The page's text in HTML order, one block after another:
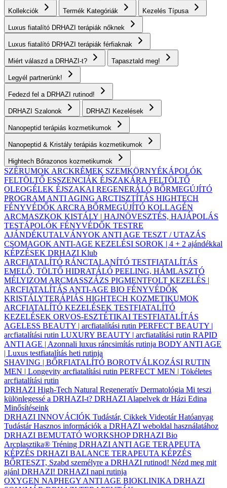
Kollekciók Termék Kategóriák Kezelés Típusa
Luxus fiatalító DRHAZI terápiák nőknek
Luxus fiatalító DRHAZI terápiák férfiaknak
Miért válaszd a DRHAZI-t? Tapasztald meg!
Legyél partnerünk!
Fedezd fel a DRHAZI rutinod!
DRHAZI Szalonok DRHAZI Kezelések
Nanopeptid terápiás kozmetikumok
Nanopeptid & Kristály terápiás kozmetikumok
Hightech Bőrazonos kozmetikumok
SZÉRUMOK ARCKRÉMEK SZEMKÖRNYÉKÁPOLÓK
FELTÖLTŐ ESSZENCIÁK ÉJSZAKÁRA FELTÖLTŐ
OLEOGÉLEK ÉJSZAKAI REGENERÁLÓ BŐRMEGÚJÍTÓ
PROGRAM ANTI AGING ARCTISZTÍTÁS HIGHTECH
FÉNYVÉDŐK ARCRA BŐRMEGÚJÍTÓ KOLLAGÉN
ARCMASZKOK KISTÁLY | HAJNÖVESZTÉS, HAJÁPOLÁS
TESTÁPOLÓK FÉNYVÉDŐK TESTRE
AJÁNDÉKUTALVÁNYOK ANTI AGE TESZT / UTAZÁS
CSOMAGOK ANTI-AGE KEZELÉSI SOROK | 4 + 2 ajándékkal
KÉPZÉSEK DRHAZI Klub
ARCFIATALÍTÓ RÁNCTALANÍTÓ TESTFIATALÍTÁS
EMELŐ, TÖLTŐ HIDRATÁLÓ PEELING, HÁMLASZTÓ
MÉLYIZOM ARCMASSZÁZS PIGMENTFOLT KEZELÉS |
ARCFIATALÍTÁS ANTI-AGE BIO FÉNYVÉDŐK
KRISTÁLYTERÁPIÁS HIGHTECH KOZMETIKUMOK
ARCFIATALÍTÓ KEZELÉSEK TESTFIATALÍTÓ
KEZELÉSEK ORVOS-ESZTÉTIKAI TESTFIATALÍTÁS
AGELESS BEAUTY | arcfiatalítási rutin PERFECT BEAUTY |
arcfiatalítási rutin LUXURY BEAUTY | arcfiatalítási rutin RAPID
ANTI AGE | Azonnali luxus ráncsimítás rutinja BODY ANTI AGE
| Luxus testfiatalítás heti rutinja
SHAVING | BŐRFIATALÍTÓ BOROTVÁLKOZÁSI RUTIN
MEN | Longevity arcfiatalítási rutin PERFECT MEN | Tökéletes
arcfiatalítási rutin
DRHAZI High-Tech Natural Regeneratív Dermatológia Mi teszi
különlegessé a DRHAZI-t? DRHAZI Alapelvek dr Házi Edina
Minősítéseink
DRHAZI INNOVÁCIÓK Tudástár, Cikkek VideotárHatóanyag
TudástárHasznos információk a DRHAZI weboldal használatához
DRHAZI BEMUTATÓ WORKSHOPDRHAZI Bio
Arcplasztika® Tréning DRHAZI ANTI AGE TERAPEUTA
KÉPZÉS DRHAZI BALANCE TERAPEUTA KÉPZÉS
BŐRTESZT, Szabd személyre a DRHAZI rutinod! Nézd meg mit
ajánl DRHAZI! DRHAZI napi rutinja
OXYGEN NAPHEGY ANTI AGE BIOKLINIKA DRHAZI